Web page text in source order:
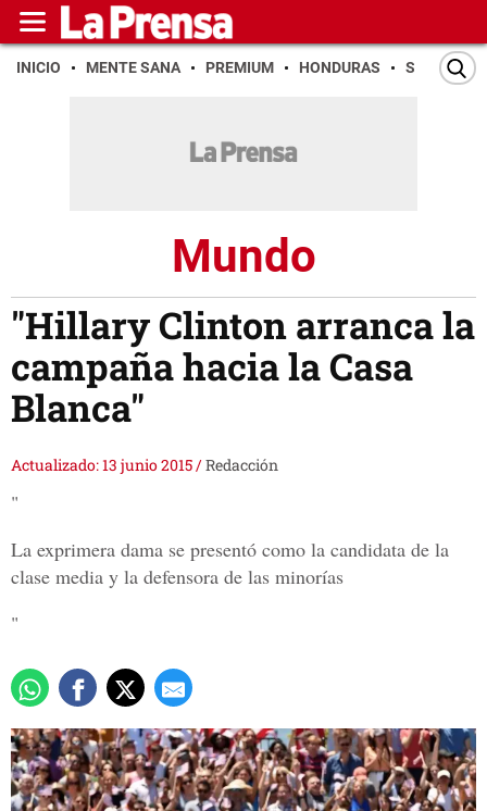
INICIO MENTE SANA PREMIUM HONDURAS SAN PEDRO
Mundo
"Hillary Clinton arranca la
campaña hacia la Casa
Blanca"
Actualizado: 13 junio 2015/Redacción
"
La exprimera dama se presentó como la candidata de la
clase media y la defensora de las minorías
"